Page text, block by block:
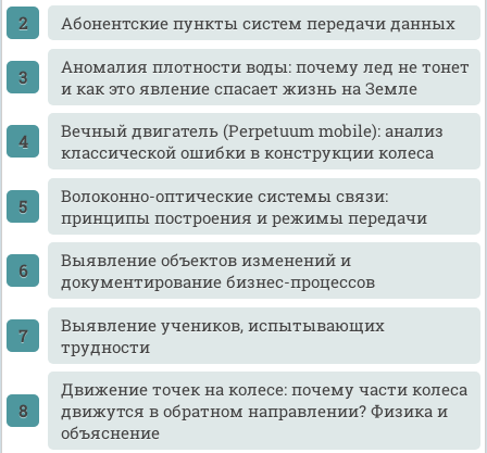
Абонентские пункты систем передачи данных
Аномалия плотности воды: почему лед не тонет
и как это явление спасает жизнь на Земле
Вечный двигатель (Perpetuum mobile): анализ
классической ошибки в конструкции колеса
Волоконно-оптические системы связи:
принципы построения и режимы передачи
Выявление объектов изменений и
документирование бизнес-процессов
Выявление учеников, испытывающих
трудности
Движение точек на колесе: почему части колеса
движутся в обратном направлении? Физика и
объяснение